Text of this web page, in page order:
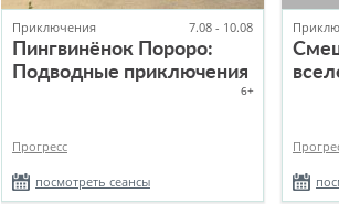
Приключения 7.08 - 10.08
Пингвинёнок Пороро:
Подводные приключения
6+
Прогресс
посмотреть сеансы